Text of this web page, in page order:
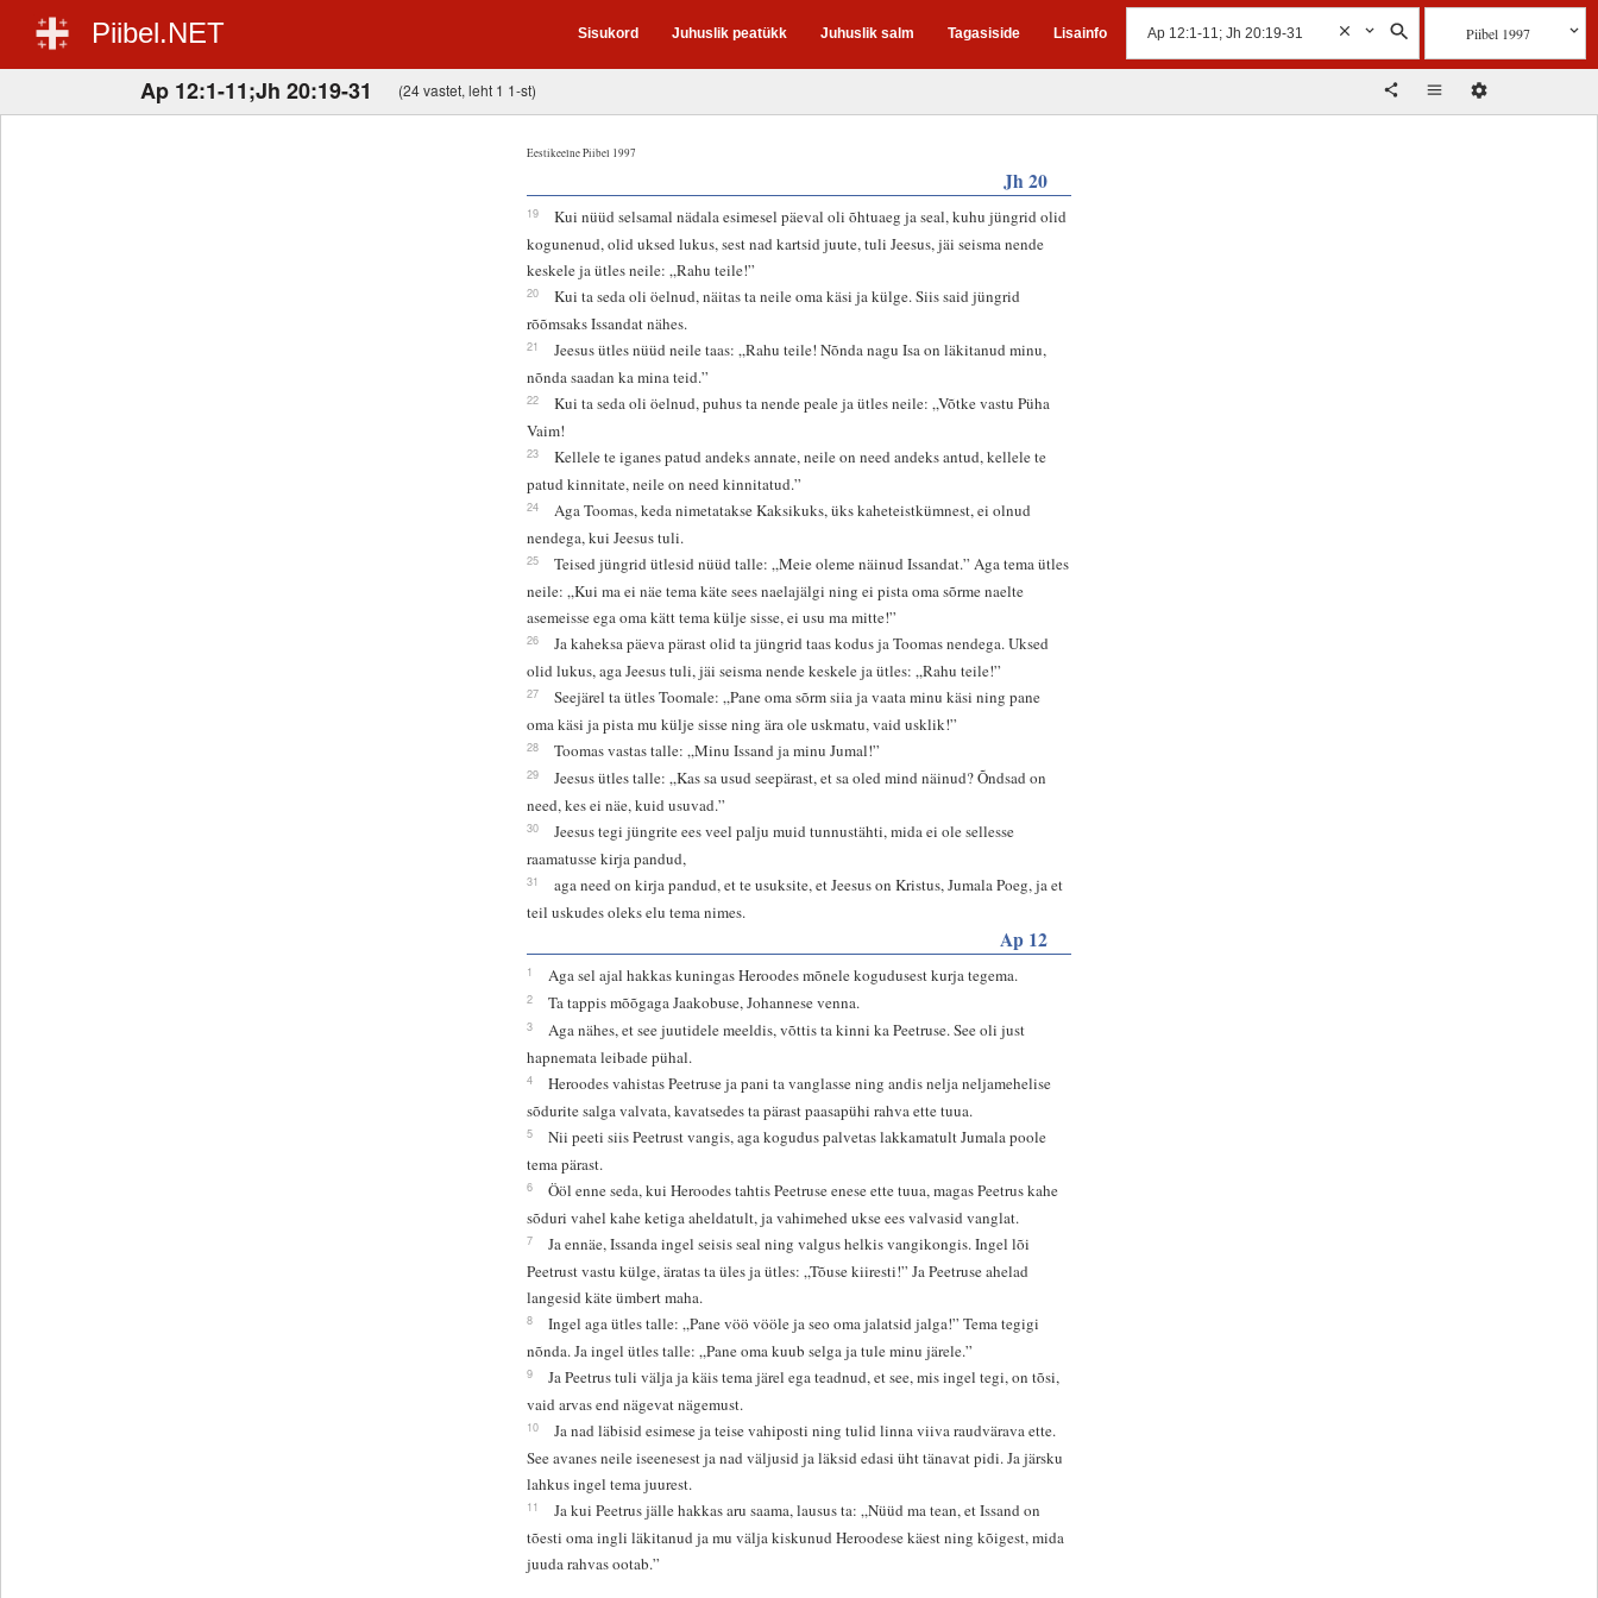
Piibel.NET Sisukord Juhuslik peatükk Juhuslik salm Tagasiside Lisainfo Piibel 1997
Ap 12:1-11;Jh 20:19-31 (24 vastet, leht 1 1-st)
Eestikeelne Piibel 1997
Jh 20
19
Kui nüüd selsamal nädala esimesel päeval oli õhtuaeg ja seal, kuhu jüngrid olid
kogunenud, olid uksed lukus, sest nad kartsid juute, tuli Jeesus, jäi seisma nende
keskele ja ütles neile: „Rahu teile!”
20
Kui ta seda oli öelnud, näitas ta neile oma käsi ja külge. Siis said jüngrid
rõõmsaks Issandat nähes.
21
Jeesus ütles nüüd neile taas: „Rahu teile! Nõnda nagu Isa on läkitanud minu,
nõnda saadan ka mina teid.”
22
Kui ta seda oli öelnud, puhus ta nende peale ja ütles neile: „Võtke vastu Püha
Vaim!
23
Kellele te iganes patud andeks annate, neile on need andeks antud, kellele te
patud kinnitate, neile on need kinnitatud.”
24
Aga Toomas, keda nimetatakse Kaksikuks, üks kaheteistkümnest, ei olnud
nendega, kui Jeesus tuli.
25
Teised jüngrid ütlesid nüüd talle: „Meie oleme näinud Issandat.” Aga tema ütles
neile: „Kui ma ei näe tema käte sees naelajälgi ning ei pista oma sõrme naelte
asemeisse ega oma kätt tema külje sisse, ei usu ma mitte!”
26
Ja kaheksa päeva pärast olid ta jüngrid taas kodus ja Toomas nendega. Uksed
olid lukus, aga Jeesus tuli, jäi seisma nende keskele ja ütles: „Rahu teile!”
27
Seejärel ta ütles Toomale: „Pane oma sõrm siia ja vaata minu käsi ning pane
oma käsi ja pista mu külje sisse ning ära ole uskmatu, vaid usklik!”
28 Toomas vastas talle: „Minu Issand ja minu Jumal!”
29
Jeesus ütles talle: „Kas sa usud seepärast, et sa oled mind näinud? Õndsad on
need, kes ei näe, kuid usuvad.”
30
Jeesus tegi jüngrite ees veel palju muid tunnustähti, mida ei ole sellesse
raamatusse kirja pandud,
31
aga need on kirja pandud, et te usuksite, et Jeesus on Kristus, Jumala Poeg, ja et
teil uskudes oleks elu tema nimes.
Ap 12
1 Aga sel ajal hakkas kuningas Heroodes mõnele kogudusest kurja tegema.
2 Ta tappis mõõgaga Jaakobuse, Johannese venna.
3
Aga nähes, et see juutidele meeldis, võttis ta kinni ka Peetruse. See oli just
hapnemata leibade pühal.
4
Heroodes vahistas Peetruse ja pani ta vanglasse ning andis nelja neljamehelise
sõdurite salga valvata, kavatsedes ta pärast paasapühi rahva ette tuua.
5
Nii peeti siis Peetrust vangis, aga kogudus palvetas lakkamatult Jumala poole
tema pärast.
6
Ööl enne seda, kui Heroodes tahtis Peetruse enese ette tuua, magas Peetrus kahe
sõduri vahel kahe ketiga aheldatult, ja vahimehed ukse ees valvasid vanglat.
7
Ja ennäe, Issanda ingel seisis seal ning valgus helkis vangikongis. Ingel lõi
Peetrust vastu külge, äratas ta üles ja ütles: „Tõuse kiiresti!” Ja Peetruse ahelad
langesid käte ümbert maha.
8
Ingel aga ütles talle: „Pane vöö vööle ja seo oma jalatsid jalga!” Tema tegigi
nõnda. Ja ingel ütles talle: „Pane oma kuub selga ja tule minu järele.”
9
Ja Peetrus tuli välja ja käis tema järel ega teadnud, et see, mis ingel tegi, on tõsi,
vaid arvas end nägevat nägemust.
10
Ja nad läbisid esimese ja teise vahiposti ning tulid linna viiva raudvärava ette.
See avanes neile iseenesest ja nad väljusid ja läksid edasi üht tänavat pidi. Ja järsku
lahkus ingel tema juurest.
11
Ja kui Peetrus jälle hakkas aru saama, lausus ta: „Nüüd ma tean, et Issand on
tõesti oma ingli läkitanud ja mu välja kiskunud Heroodese käest ning kõigest, mida
juuda rahvas ootab.”